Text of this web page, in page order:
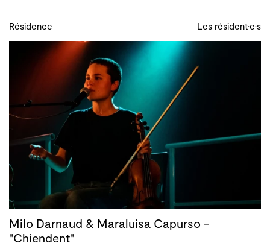
Résidence Les résident·e·s
Milo Darnaud & Maraluisa Capurso -
"Chiendent"